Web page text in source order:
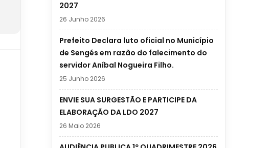
2027
26 Junho 2026
Prefeito Declara luto oficial no Município
de Sengés em razão do falecimento do
servidor Aníbal Nogueira Filho.
25 Junho 2026
ENVIE SUA SURGESTÃO E PARTICIPE DA
ELABORAÇÃO DA LDO 2027
26 Maio 2026